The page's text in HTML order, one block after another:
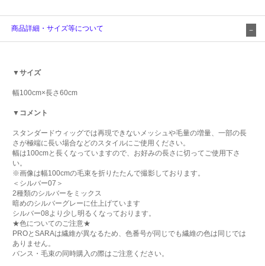
商品詳細・サイズ等について
▼サイズ
幅100cm×長さ60cm
▼コメント
スタンダードウィッグでは再現できないメッシュや毛量の増量、一部の長
さが極端に長い場合などのスタイルにご使用ください。
幅は100cmと長くなっていますので、お好みの長さに切ってご使用下さ
い。
※画像は幅100cmの毛束を折りたたんで撮影しております。
＜シルバー07＞
2種類のシルバーをミックス
暗めのシルバーグレーに仕上げています
シルバー08より少し明るくなっております。
★色についてのご注意★
PROとSARAは繊維が異なるため、色番号が同じでも繊維の色は同じでは
ありません。
バンス・毛束の同時購入の際はご注意ください。